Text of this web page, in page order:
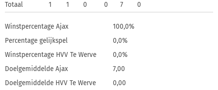
Totaal
1 1 0 0 7 0
Winstpercentage Ajax
100,0%
Percentage gelijkspel
0,0%
Winstpercentage HVV Te Werve
0,0%
Doelgemiddelde Ajax
7,00
Doelgemiddelde HVV Te Werve
0,00